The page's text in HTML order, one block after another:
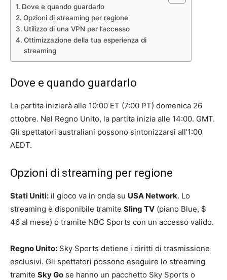
Dove e quando guardarlo
Opzioni di streaming per regione
Utilizzo di una VPN per l’accesso
Ottimizzazione della tua esperienza di
streaming
Dove e quando guardarlo
La partita inizierà alle 10:00 ET (7:00 PT) domenica 26
ottobre. Nel Regno Unito, la partita inizia alle 14:00. GMT.
Gli spettatori australiani possono sintonizzarsi all’1:00
AEDT.
Opzioni di streaming per regione
Stati Uniti: il gioco va in onda su USA Network. Lo
streaming è disponibile tramite Sling TV (piano Blue, $
46 al mese) o tramite NBC Sports con un accesso valido.
Regno Unito: Sky Sports detiene i diritti di trasmissione
esclusivi. Gli spettatori possono eseguire lo streaming
tramite Sky Go se hanno un pacchetto Sky Sports o